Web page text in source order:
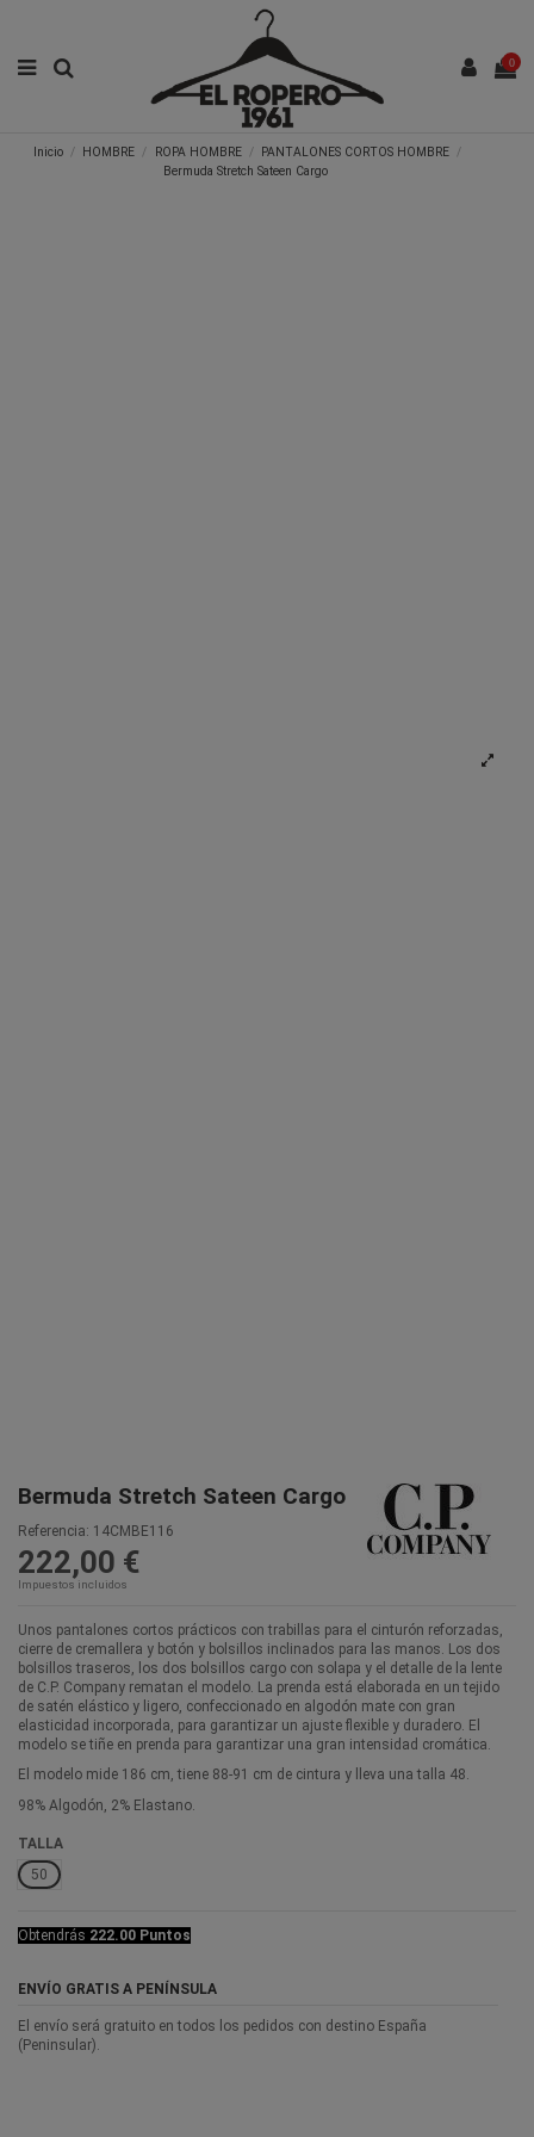
0
Inicio HOMBRE ROPA HOMBRE
PANTALONES CORTOS HOMBRE
Bermuda Stretch Sateen Cargo
Bermuda Stretch Sateen Cargo
Referencia: 14CMBE116
222,00 €
Impuestos incluidos
Unos pantalones cortos prácticos con trabillas para el cinturón reforzadas,
cierre de cremallera y botón y bolsillos inclinados para las manos. Los dos
bolsillos traseros, los dos bolsillos cargo con solapa y el detalle de la lente
de C.P. Company rematan el modelo. La prenda está elaborada en un tejido
de satén elástico y ligero, confeccionado en algodón mate con gran
elasticidad incorporada, para garantizar un ajuste flexible y duradero. El
modelo se tiñe en prenda para garantizar una gran intensidad cromática.
El modelo mide 186 cm, tiene 88-91 cm de cintura y lleva una talla 48.
98% Algodón, 2% Elastano.
TALLA
50
Obtendrás 222.00 Puntos
ENVÍO GRATIS A PENÍNSULA
El envío será gratuito en todos los pedidos con destino España
(Peninsular).